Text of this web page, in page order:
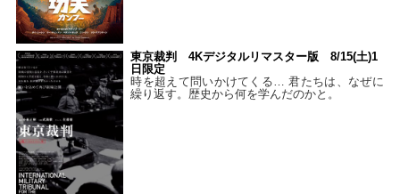
東京裁判 4Kデジタルリマスター版 8/15(土)1
日限定
時を超えて問いかけてくる… 君たちは、なぜに
繰り返す。歴史から何を学んだのかと。